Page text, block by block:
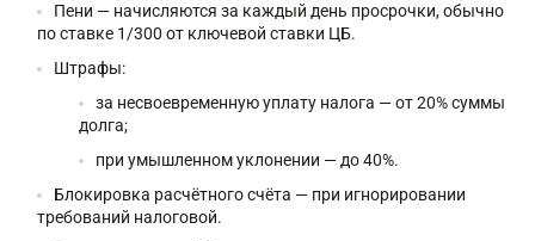
Пени — начисляются за каждый день просрочки, обычно
по ставке 1/300 от ключевой ставки ЦБ.
Штрафы:
за несвоевременную уплату налога — от 20% суммы
долга;
при умышленном уклонении — до 40%.
Блокировка расчётного счёта — при игнорировании
требований налоговой.